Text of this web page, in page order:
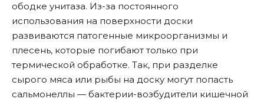
ободке унитаза. Из-за постоянного
использования на поверхности доски
развиваются патогенные микроорганизмы и
плесень, которые погибают только при
термической обработке. Так, при разделке
сырого мяса или рыбы на доску могут попасть
сальмонеллы — бактерии-возбудители кишечной